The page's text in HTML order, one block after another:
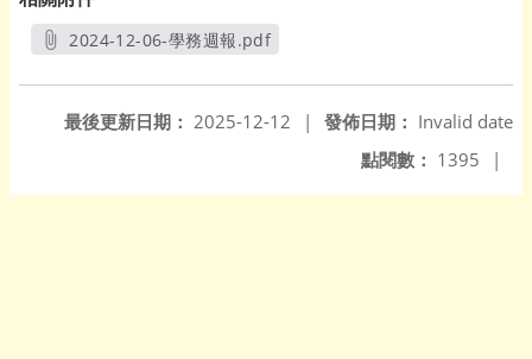
2024-12-06-學務週報.pdf
發佈日期： Invalid date
最後更新日期： 2025-12-12
|
點閱數： 1395 |